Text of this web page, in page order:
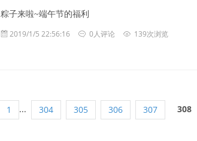
粽子来啦~端午节的福利
2019/1/5 22:56:16 0人评论 139次浏览
1 ... 304 305 306 307 308